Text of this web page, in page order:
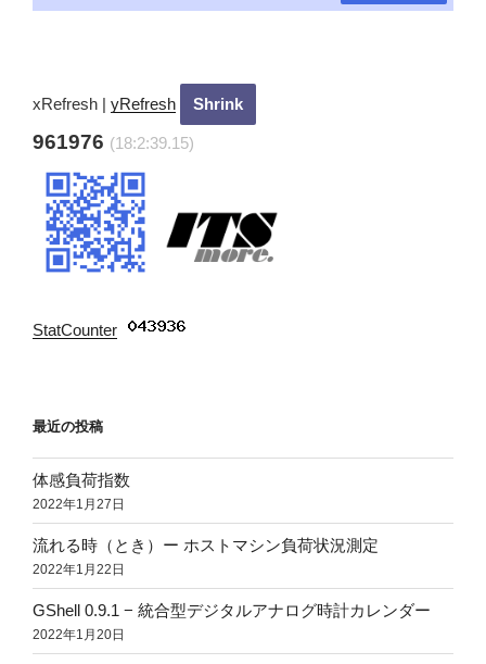
xRefresh | yRefresh
961976 (18:2:40.15)
StatCounter
最近の投稿
体感負荷指数
2022年1月27日
流れる時（とき）ー ホストマシン負荷状況測定
2022年1月22日
GShell 0.9.1 − 統合型デジタルアナログ時計カレンダー
2022年1月20日